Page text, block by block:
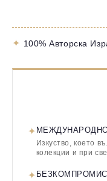
✦ 100% Авторска
✦
Изкуство, което
колекции и при
✦